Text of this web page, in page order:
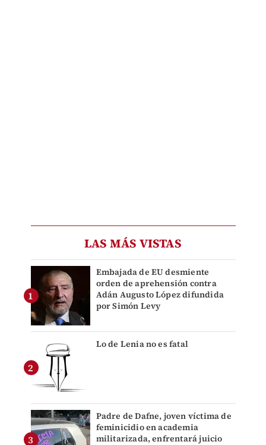
LAS MÁS VISTAS
Embajada de EU desmiente
orden de aprehensión contra
Adán Augusto López difundida
por Simón Levy
Lo de Lenia no es fatal
Padre de Dafne, joven víctima de
feminicidio en academia
militarizada, enfrentará juicio